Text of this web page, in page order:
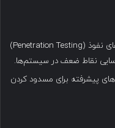
: انجام آزمون‌های نفوذ (Penetration Testing)
نقاط ضعف در سیستم‌ها.
پیشرفته برای مسدود کردن